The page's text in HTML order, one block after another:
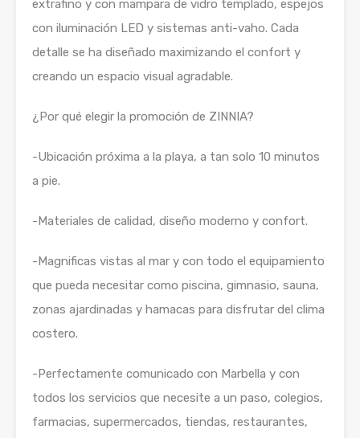
extrafino y con mampara de vidro templado, espejos
con iluminación LED y sistemas anti-vaho. Cada
detalle se ha diseñado maximizando el confort y
creando un espacio visual agradable.
¿Por qué elegir la promoción de ZINNIA?
-Ubicación próxima a la playa, a tan solo 10 minutos
a pie.
-Materiales de calidad, diseño moderno y confort.
-Magnificas vistas al mar y con todo el equipamiento
que pueda necesitar como piscina, gimnasio, sauna,
zonas ajardinadas y hamacas para disfrutar del clima
costero.
-Perfectamente comunicado con Marbella y con
todos los servicios que necesite a un paso, colegios,
farmacias, supermercados, tiendas, restaurantes,